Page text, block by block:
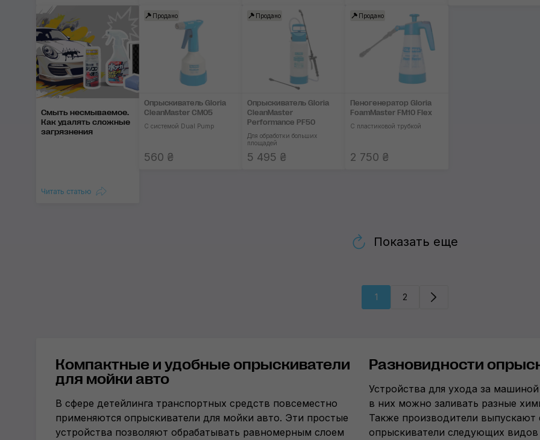
Смыть несмываемое.
Как уда­лять слож­ные
заг­ряз­нения
Читать статью
Продано
Опрыскиватель Gloria
CleanMaster CM05
С системой Dual Pump
560 ₴
Продано
Опрыскиватель Gloria
CleanMaster
Performance PF50
Для обработки больших
площадей
5 495 ₴
Продано
Пеногенератор Gloria
FoamMaster FM10 Flex
С пластиковой трубкой
2 750 ₴
Показать еще
1 2
Компактные и удобные опрыскиватели
для мойки авто
В сфере детейлинга транспортных средств повсеместно
применяются опрыскиватели для мойки авто. Эти простые
устройства позволяют обрабатывать равномерным слоем
Разновидности
Устройства для ухода за
в них можно заливать разные
Также производители выпускают
опрыскиватели следующих видов